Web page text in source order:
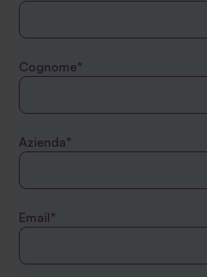
Cognome*
Azienda*
Email*